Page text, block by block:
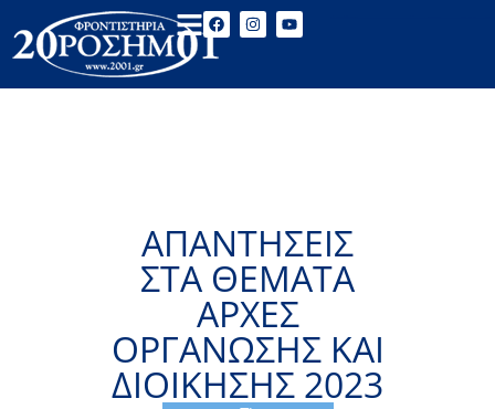
ΑΠΑΝΤΗΣΕΙΣ
ΣΤΑ ΘΕΜΑΤΑ
ΑΡΧΕΣ
ΟΡΓΑΝΩΣΗΣ ΚΑΙ
ΔΙΟΙΚΗΣΗΣ 2023